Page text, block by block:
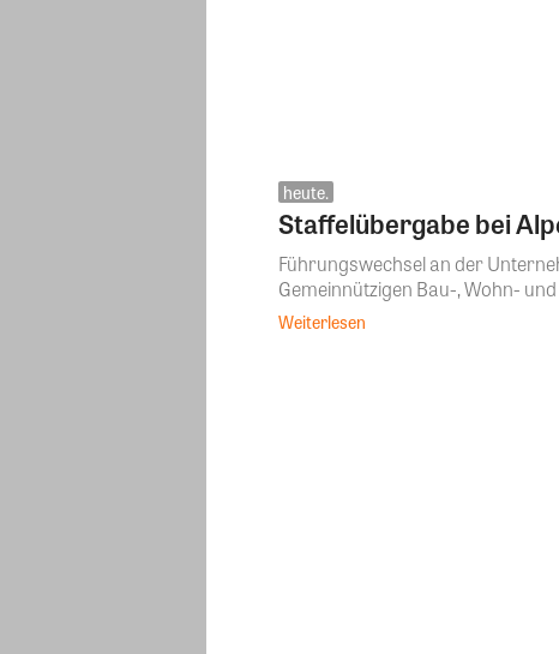
heute.
Staffelübergabe bei
Führungswechsel an der
Gemeinnützigen Bau-, Wohn-
Weiterlesen